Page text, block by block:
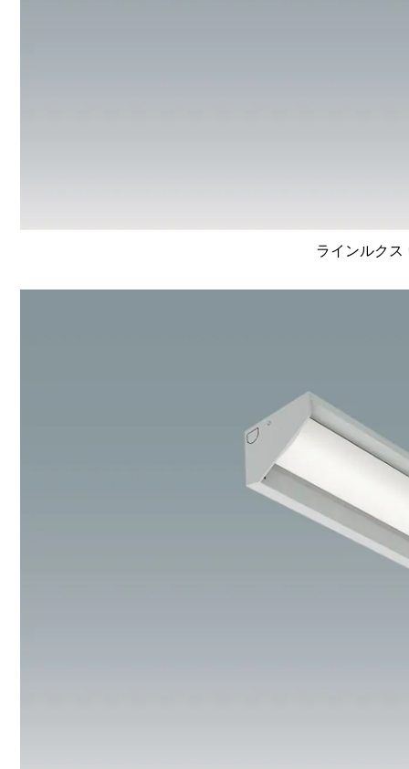
ラインルクス